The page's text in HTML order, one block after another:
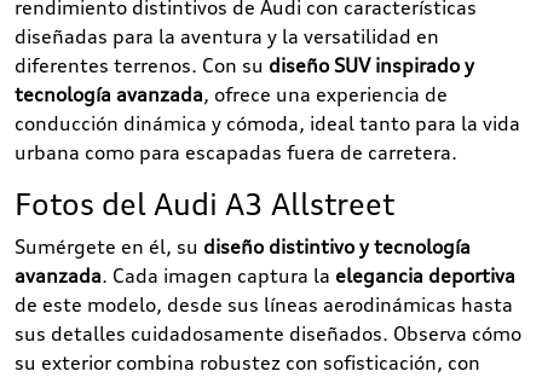
rendimiento distintivos de Audi con características
diseñadas para la aventura y la versatilidad en
diferentes terrenos. Con su diseño SUV inspirado y
tecnología avanzada, ofrece una experiencia de
conducción dinámica y cómoda, ideal tanto para la vida
urbana como para escapadas fuera de carretera.
Fotos del Audi A3 Allstreet
Sumérgete en él, su diseño distintivo y tecnología
avanzada. Cada imagen captura la elegancia deportiva
de este modelo, desde sus líneas aerodinámicas hasta
sus detalles cuidadosamente diseñados. Observa cómo
su exterior combina robustez con sofisticación, con